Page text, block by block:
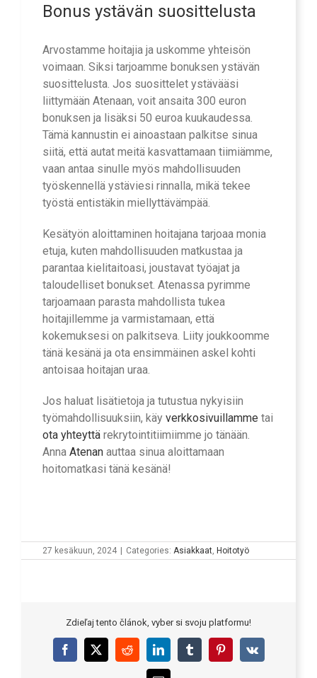
Bonus ystävän suosittelusta
Arvostamme hoitajia ja uskomme yhteisön
voimaan. Siksi tarjoamme bonuksen ystävän
suosittelusta. Jos suosittelet ystävääsi
liittymään Atenaan, voit ansaita 300 euron
bonuksen ja lisäksi 50 euroa kuukaudessa.
Tämä kannustin ei ainoastaan palkitse sinua
siitä, että autat meitä kasvattamaan tiimiämme,
vaan antaa sinulle myös mahdollisuuden
työskennellä ystäviesi rinnalla, mikä tekee
työstä entistäkin miellyttävämpää.
Kesätyön aloittaminen hoitajana tarjoaa monia
etuja, kuten mahdollisuuden matkustaa ja
parantaa kielitaitoasi, joustavat työajat ja
taloudelliset bonukset. Atenassa pyrimme
tarjoamaan parasta mahdollista tukea
hoitajillemme ja varmistamaan, että
kokemuksesi on palkitseva. Liity joukkoomme
tänä kesänä ja ota ensimmäinen askel kohti
antoisaa hoitajan uraa.
Jos haluat lisätietoja ja tutustua nykyisiin
työmahdollisuuksiin, käy verkkosivuillamme tai
ota yhteyttä rekrytointitiimiimme jo tänään.
Anna Atenan auttaa sinua aloittamaan
hoitomatkasi tänä kesänä!
27 kesäkuun, 2024 Categories: Asiakkaat, Hoitotyö
Zdieľaj tento článok, vyber si svoju platformu!
Facebook
X RedditLinkedInTumblrPinterest
Vk